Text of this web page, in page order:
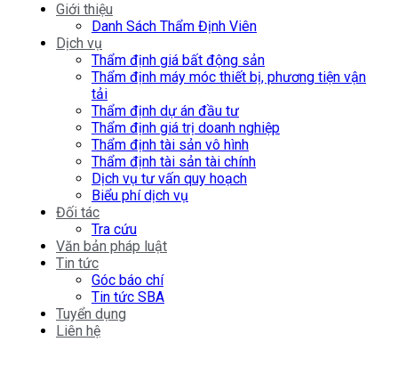
Giới thiệu
Danh Sách Thẩm Định Viên
Dịch vụ
Thẩm định giá bất động sản
Thẩm định máy móc thiết bị, phương tiện vận
tải
Thẩm định dự án đầu tư
Thẩm định giá trị doanh nghiệp
Thẩm định tài sản vô hình
Thẩm định tài sản tài chính
Dịch vụ tư vấn quy hoạch
Biểu phí dịch vụ
Đối tác
Tra cứu
Văn bản pháp luật
Tin tức
Góc báo chí
Tin tức SBA
Tuyển dụng
Liên hệ